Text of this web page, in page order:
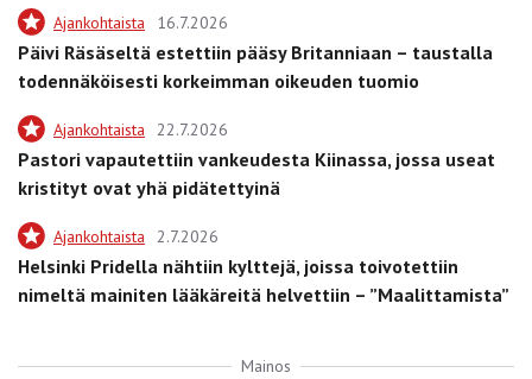
Ajankohtaista 16.7.2026
Päivi Räsäseltä estettiin pääsy Britanniaan – taustalla
todennäköisesti korkeimman oikeuden tuomio
Ajankohtaista 22.7.2026
Pastori vapautettiin vankeudesta Kiinassa, jossa useat
kristityt ovat yhä pidätettyinä
Ajankohtaista 2.7.2026
Helsinki Pridella nähtiin kylttejä, joissa toivotettiin
nimeltä mainiten lääkäreitä helvettiin – ”Maalittamista”
Mainos